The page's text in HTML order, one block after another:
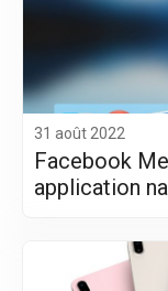
31 août 2022
Facebook
application